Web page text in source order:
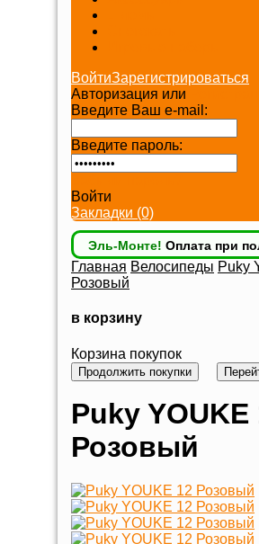
ВойтиЗарегистрироваться
Авторизация или
Введите Ваш e-mail:
Введите пароль:
Войти
Закладки (0)
Эль-Монте! Оплата при
Главная Велосипеды Puky
Розовый
в корзину
Корзина покупок
Продолжить покупки
Puky YOUKE
Розовый